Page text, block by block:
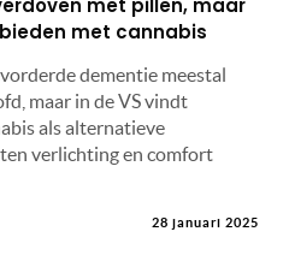
met pillen, maar
met cannabis
dementie meestal
maar in de VS vindt
als alternatieve
verlichting en comfort
28 januari 2025